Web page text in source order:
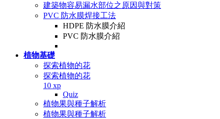
建築物容易漏水部位之原因與對策
PVC 防水膜焊接工法
HDPE 防水膜介紹
PVC 防水膜介紹
植物基礎
探索植物的花
探索植物的花
10 xp
Quiz
植物果與種子解析
植物果與種子解析